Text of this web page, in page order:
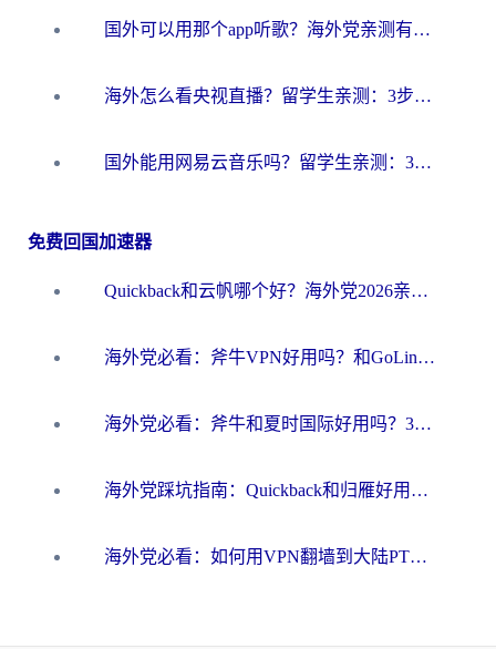
国外可以用那个app听歌？海外党亲测有效的回国加速方案，轻松听国内音乐听书
海外怎么看央视直播？留学生亲测：3步解决版权限制+追剧自由
国外能用网易云音乐吗？留学生亲测：3步解决海外听歌难题
免费回国加速器
Quickback和云帆哪个好？海外党2026亲测指南：选对加速器大陆工具，无缝刷国内剧玩国服
海外党必看：斧牛VPN好用吗？和GoLinkVPN对比哪个回国效果更好？
海外党必看：斧牛和夏时国际好用吗？3步选对回国加速器，无缝刷国内资源
海外党踩坑指南：Quickback和归雁好用吗？选对加速器才能无缝刷国内资源
海外党必看：如何用VPN翻墙到大陆PTT？一篇解决你所有回国加速痛点